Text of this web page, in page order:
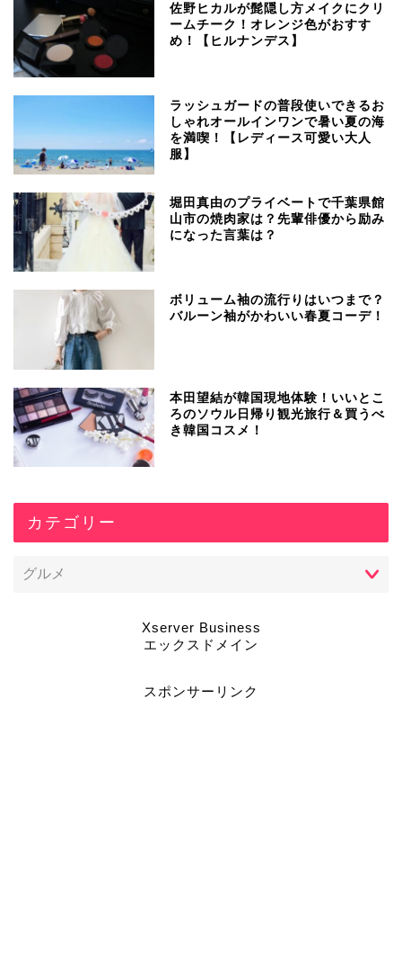
佐野ヒカルが髭隠し方メイクにクリ
ームチーク！オレンジ色がおすす
め！【ヒルナンデス】
ラッシュガードの普段使いできるお
しゃれオールインワンで暑い夏の海
を満喫！【レディース可愛い大人
服】
堀田真由のプライベートで千葉県館
山市の焼肉家は？先輩俳優から励み
になった言葉は？
ボリューム袖の流行りはいつまで？
バルーン袖がかわいい春夏コーデ！
本田望結が韓国現地体験！いいとこ
ろのソウル日帰り観光旅行＆買うべ
き韓国コスメ！
カテゴリー
Xserver Business
エックスドメイン
スポンサーリンク